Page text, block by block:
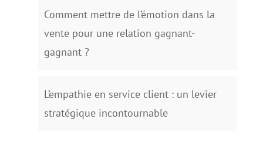
Comment mettre de l’émotion dans la
vente pour une relation gagnant-
gagnant ?
L’empathie en service client : un levier
stratégique incontournable